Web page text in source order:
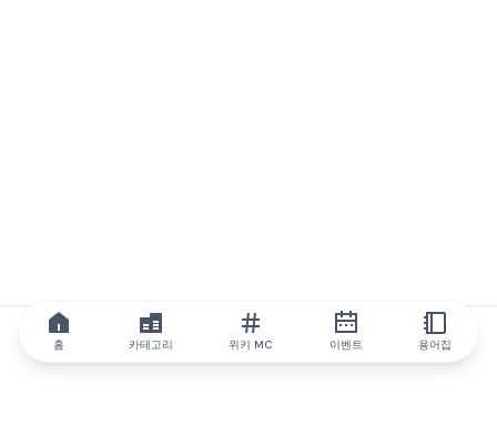
홈 카테고리 위키 MC 이벤트 용어집